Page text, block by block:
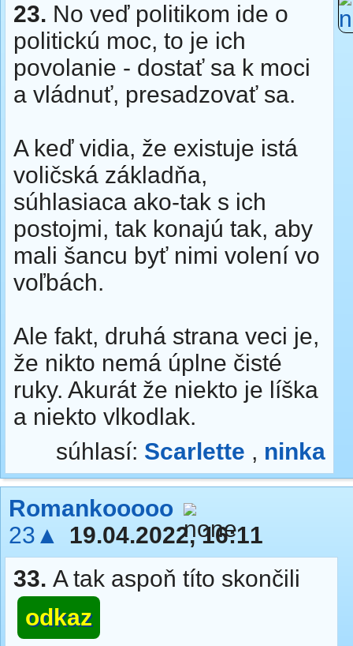
23. No veď politikom ide o
politickú moc, to je ich
povolanie - dostať sa k moci
a vládnuť, presadzovať sa.
A keď vidia, že existuje istá
voličská základňa,
súhlasiaca ako-tak s ich
postojmi, tak konajú tak, aby
mali šancu byť nimi volení vo
voľbách.
Ale fakt, druhá strana veci je,
že nikto nemá úplne čisté
ruky. Akurát že niekto je líška
a niekto vlkodlak.
súhlasí: Scarlette , ninka
Romankooooo
23▲
19.04.2022, 16:11
33. A tak aspoň títo skončili
odkaz